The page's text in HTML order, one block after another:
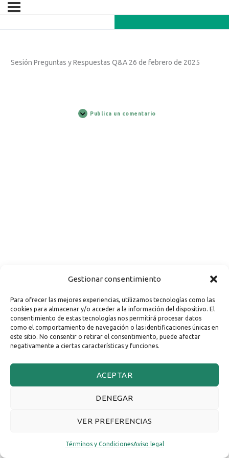
Gestionar consentimiento
Para ofrecer las mejores experiencias, utilizamos tecnologías como las
cookies para almacenar y/o acceder a la información del dispositivo. El
consentimiento de estas tecnologías nos permitirá procesar datos
como el comportamiento de navegación o las identificaciones únicas en
este sitio. No consentir o retirar el consentimiento, puede afectar
negativamente a ciertas características y funciones.
ACEPTAR
DENEGAR
VER PREFERENCIAS
Términos y CondicionesAviso legal
Sesión Preguntas y Respuestas Q&A 26 de febrero de 2025
Publica un comentario